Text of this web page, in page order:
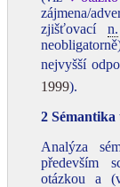
zájmena/
zjišťovacín.
nejvyšší
1999).
2 Sémantika
Analýza
především
otázkou a